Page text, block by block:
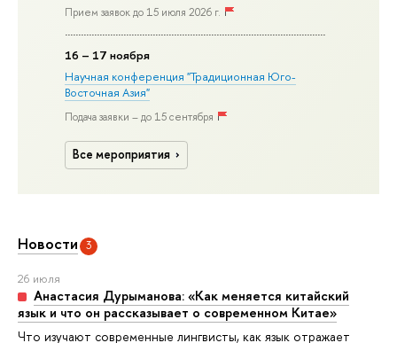
Прием заявок до 15 июля 2026 г.
16 – 17 ноября
Научная конференция "Традиционная Юго-
Восточная Азия"
Подача заявки – до 15 сентября
Все мероприятия
Новости 3
26 июля
Анастасия Дурыманова: «Как меняется китайский
язык и что он рассказывает о современном Китае»
Что изучают современные лингвисты, как язык отражает